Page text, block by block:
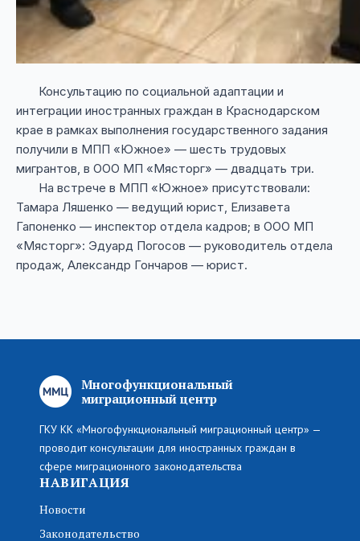
Консультацию по социальной адаптации и
интеграции иностранных граждан в Краснодарском
крае в рамках выполнения государственного задания
получили в МПП «Южное» — шесть трудовых
мигрантов, в ООО МП «Мясторг» — двадцать три.
На встрече в МПП «Южное» присутствовали:
Тамара Ляшенко — ведущий юрист, Елизавета
Гапоненко — инспектор отдела кадров; в ООО МП
«Мясторг»: Эдуард Погосов — руководитель отдела
продаж, Александр Гончаров — юрист.
Многофункциональный
миграционный центр
ГКУ КК «Многофункциональный миграционный центр» —
проводит консультации для иностранных граждан в
сфере миграционного законодательства
НАВИГАЦИЯ
Новости
Законодательство